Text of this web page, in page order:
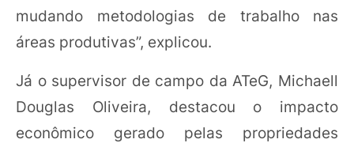
mudando metodologias de trabalho nas
áreas produtivas”, explicou.
Já o supervisor de campo da ATeG, Michaell
Douglas Oliveira, destacou o impacto
econômico gerado pelas propriedades